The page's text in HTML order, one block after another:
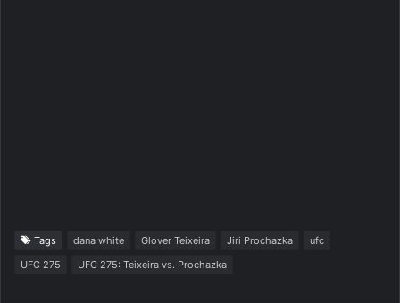
Tags dana white Glover Teixeira Jiri Prochazka
ufc
UFC 275
UFC 275: Teixeira vs. Prochazka